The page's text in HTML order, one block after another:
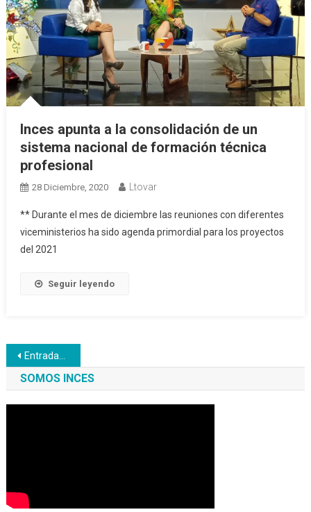
Inces apunta a la consolidación de un
sistema nacional de formación técnica
profesional
28 Diciembre, 2020 Ltovar
** Durante el mes de diciembre las reuniones con diferentes
viceministerios ha sido agenda primordial para los proyectos
del 2021
Seguir leyendo
Navegación
de
entradas
Entradas anteriores
SOMOS INCES